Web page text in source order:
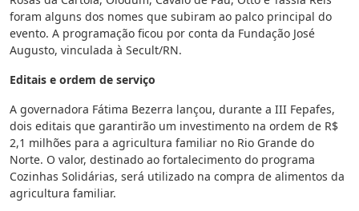
foram alguns dos nomes que subiram ao palco principal do
evento. A programação ficou por conta da Fundação José
Augusto, vinculada à Secult/RN.
Editais e ordem de serviço
A governadora Fátima Bezerra lançou, durante a III Fepafes,
dois editais que garantirão um investimento na ordem de R$
2,1 milhões para a agricultura familiar no Rio Grande do
Norte. O valor, destinado ao fortalecimento do programa
Cozinhas Solidárias, será utilizado na compra de alimentos da
agricultura familiar.